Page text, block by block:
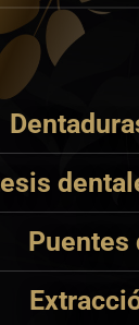
Puentes